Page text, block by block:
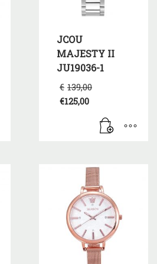
JCOU
MAJESTY II
JU19036-1
€ 139,00
€139,00.
€125,00
τρέχουσα